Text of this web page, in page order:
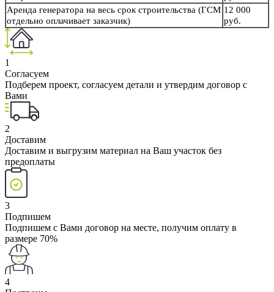
Аренда генератора на весь срок строительства (ГСМ
отдельно оплачивает заказчик)
12 000
руб.
1
Согласуем
Подберем проект, согласуем детали и утвердим договор с
Вами
2
Доставим
Доставим и выгрузим материал на Ваш участок без
предоплаты
3
Подпишем
Подпишем с Вами договор на месте, получим оплату в
размере 70%
4